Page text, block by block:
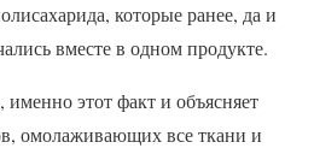
которые ранее, да и
вместе в одном продукте.
этот факт и объясняет
омолаживающих все ткани и